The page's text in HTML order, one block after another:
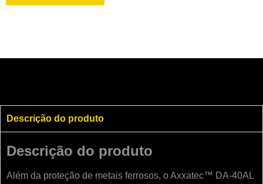
Descrição do produto
Descrição do produto
Além da proteção de metais ferrosos, o Axxatec™ DA-40AL